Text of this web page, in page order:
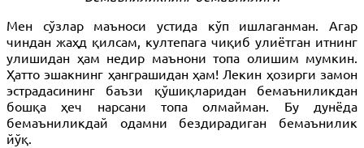
Мен сўзлар маъноси устида кўп ишлаганман. Агар
чиндан жаҳд қилсам, култепага чиқиб улиётган итнинг
улишидан ҳам недир маънони топа олишим мумкин.
Ҳатто эшакнинг ҳанграшидан ҳам! Лекин ҳозирги замон
эстрадасининг баъзи қўшиқларидан бемаъниликдан
бошқа ҳеч нарсани топа олмайман. Бу дунёда
бемаъниликдай одамни бездирадиган бемаънилик
йўқ.